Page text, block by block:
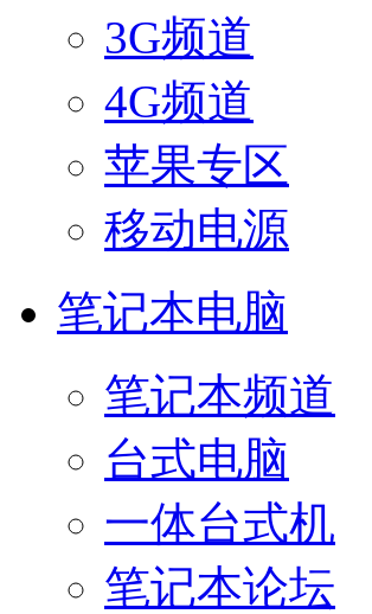
3G频道
4G频道
苹果专区
移动电源
笔记本电脑
笔记本频道
台式电脑
一体台式机
笔记本论坛